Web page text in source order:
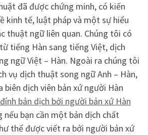
đã được chứng minh, có kiến
kinh tế, luật pháp và một sự hiểu
thuật ngữ liên quan. Chúng tôi có
tiếng Hàn sang tiếng Việt, dịch
ngữ Việt – Hàn. Ngoài ra chúng tôi
vụ dịch thuật song ngữ Anh – Hàn,
biên dịch viên bản xứ người Hàn
bản dịch bởi người bản xứ Hàn
nếu bạn cần một bản dịch chất
thể được viết ra bởi người bản xứ